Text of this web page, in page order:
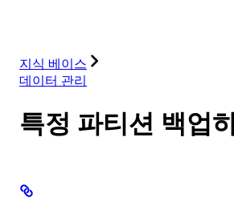
지식 베이스
데이터 관리
특정 파티션 백업